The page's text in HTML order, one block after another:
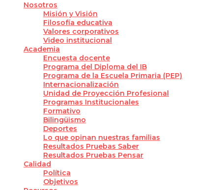
Nosotros
Misión y Visión
Filosofía educativa
Valores corporativos
Video institucional
Academia
Encuesta docente
Programa del Diploma del IB
Programa de la Escuela Primaria (PEP)
Internacionalización
Unidad de Proyección Profesional
Programas Institucionales
Formativo
Bilingüismo
Deportes
Lo que opinan nuestras familias
Resultados Pruebas Saber
Resultados Pruebas Pensar
Calidad
Política
Objetivos